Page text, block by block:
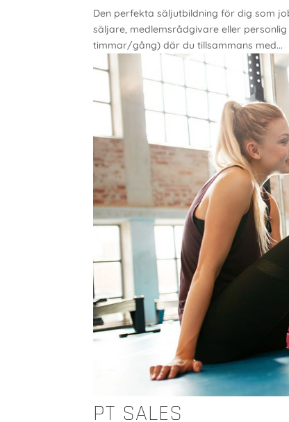
Den perfekta säljutbildning för dig som
säljare, medlemsrådgivare eller
timmar/gång) där du tillsammans med...
PT SALES